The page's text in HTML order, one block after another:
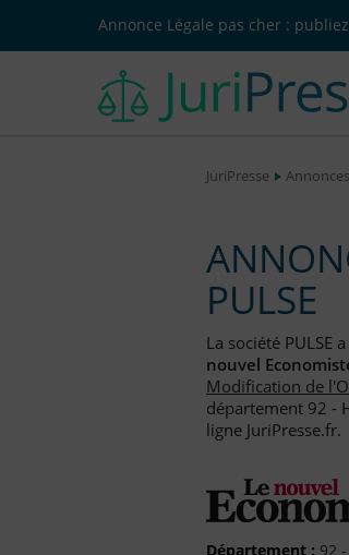
Annonce Légale pas cher :
JuriPresse
PULSE
La société PULSE
nouvel
Modification de
département 92 -
ligne JuriPresse.fr.
Département : 92